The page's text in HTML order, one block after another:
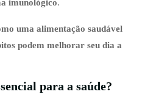
imunológico.
uma alimentação saudável
podem melhorar seu dia a
para a saúde?